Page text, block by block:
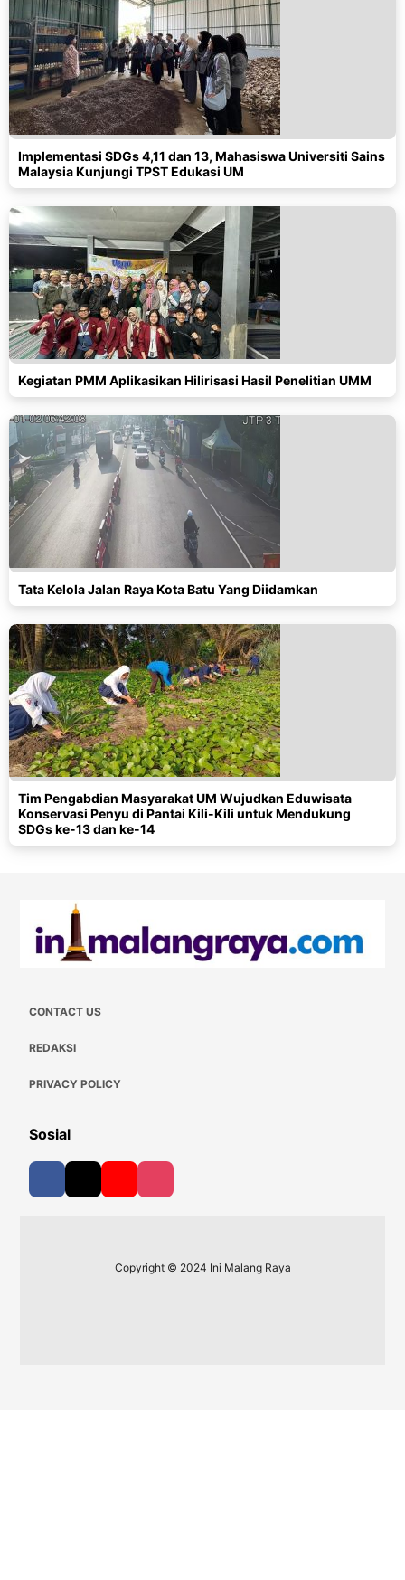
Implementasi SDGs 4,11 dan 13, Mahasiswa Universiti Sains
Malaysia Kunjungi TPST Edukasi UM
Kegiatan PMM Aplikasikan Hilirisasi Hasil Penelitian UMM
Tata Kelola Jalan Raya Kota Batu Yang Diidamkan
Tim Pengabdian Masyarakat UM Wujudkan Eduwisata
Konservasi Penyu di Pantai Kili-Kili untuk Mendukung
SDGs ke-13 dan ke-14
CONTACT US
REDAKSI
PRIVACY POLICY
Sosial
Copyright © 2024 Ini Malang Raya